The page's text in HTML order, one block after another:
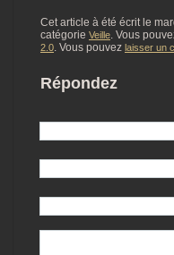
Cet article à été écrit le
catégorie Veille. Vous
2.0. Vous pouvez laisser un
Répondez